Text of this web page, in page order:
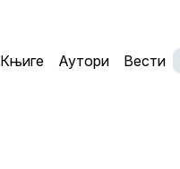
Књиге Аутори Вести